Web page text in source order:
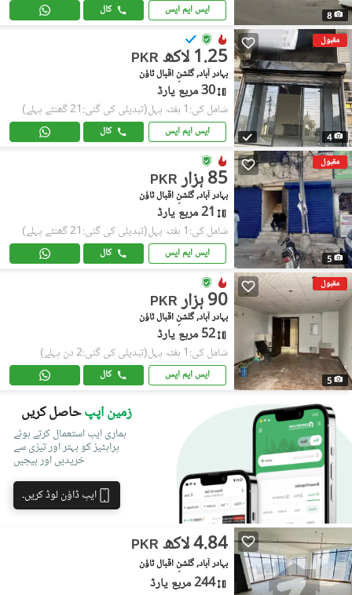
8 ایس ایم ایس کال
مقبول
4
PKR 1.25 لاکھ
بہادر آباد, گلشنِ اقبال ٹاؤن
30 مربع یارڈ
شامل کی:1 ہفتہ پہل (تبدیلی کی گئی:21 گھنٹے پہلے)
ایس ایم ایس کال
مقبول
5
PKR 85 ہزار
بہادر آباد, گلشنِ اقبال ٹاؤن
21 مربع یارڈ
شامل کی:1 ہفتہ پہل (تبدیلی کی گئی:21 گھنٹے پہلے)
ایس ایم ایس کال
مقبول
5
PKR 90 ہزار
بہادر آباد, گلشنِ اقبال ٹاؤن
52 مربع یارڈ
شامل کی:1 ہفتہ پہل (تبدیلی کی گئی:2 دن پہلے)
ایس ایم ایس کال
زمین اپپحاصل کریں
ہماری ایپ استعمال کرتے ہوئے
پراپٹیز کو بہتر اور تیزی سے
خریدیں اور بیچیں
ایپ ڈاؤن لوڈ کریں۔
PKR 4.84 لاکھ
بہادر آباد, گلشنِ اقبال ٹاؤن
244 مربع یارڈ